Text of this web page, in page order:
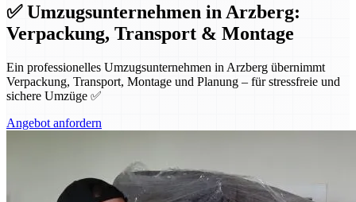
✅ Umzugsunternehmen in Arzberg:
Verpackung, Transport & Montage
Ein professionelles Umzugsunternehmen in Arzberg übernimmt
Verpackung, Transport, Montage und Planung – für stressfreie und
sichere Umzüge ✅
Angebot anfordern